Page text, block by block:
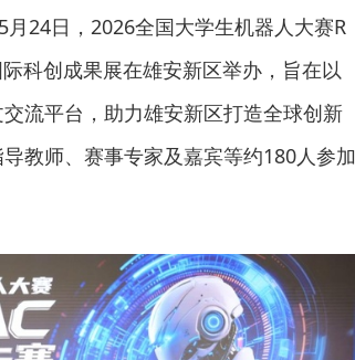
24日，2026全国大学生机器人大赛R
科创成果展在雄安新区举办，旨在以
流平台，助力雄安新区打造全球创新
教师、赛事专家及嘉宾等约180人参加